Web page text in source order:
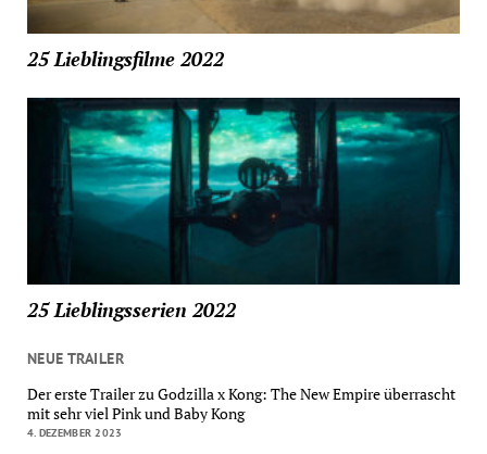
25 Lieblingsfilme 2022
25 Lieblingsserien 2022
NEUE TRAILER
Der erste Trailer zu Godzilla x Kong: The New Empire überrascht
mit sehr viel Pink und Baby Kong
4. DEZEMBER 2023